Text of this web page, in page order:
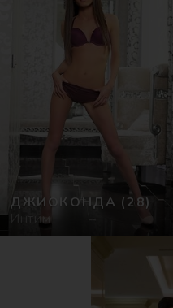
ДЖИОКОНДА (28)
Интим